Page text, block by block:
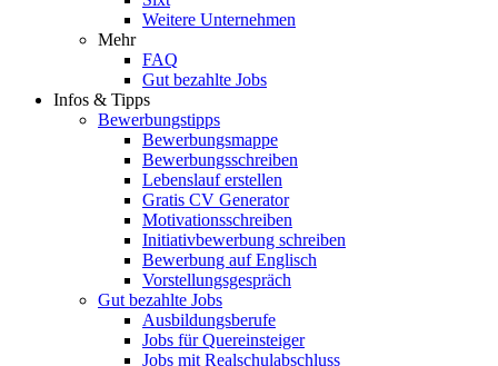
Weitere Unternehmen
Mehr
FAQ
Gut bezahlte Jobs
Infos & Tipps
Bewerbungstipps
Bewerbungsmappe
Bewerbungsschreiben
Lebenslauf erstellen
Gratis CV Generator
Motivationsschreiben
Initiativbewerbung schreiben
Bewerbung auf Englisch
Vorstellungsgespräch
Gut bezahlte Jobs
Ausbildungsberufe
Jobs für Quereinsteiger
Jobs mit Realschulabschluss